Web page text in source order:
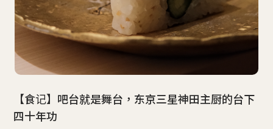
【食记】吧台就是舞台，东京三星神田主厨的台下
四十年功